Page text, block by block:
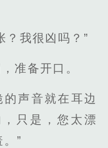
？我很凶吗？”
准备开口。
声音就在耳边
只是，您太漂
”